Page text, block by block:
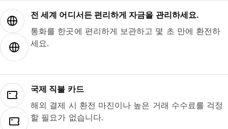
전 세계 어디서든 편리하게 자금을 관리하세요.
통화를 한곳에 편리하게 보관하고 몇 초 만에 환전하
세요.
국제 직불 카드
해외 결제 시 환전 마진이나 높은 거래 수수료를 걱정
할 필요가 없습니다.